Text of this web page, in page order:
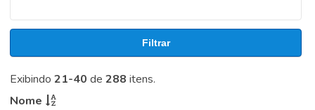
Filtrar
Exibindo21-40 de288 itens.
Nome